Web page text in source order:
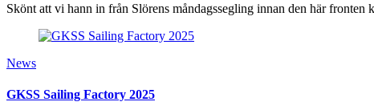
Skönt att vi hann in från Slörens måndagssegling innan den här
News
GKSS Sailing Factory 2025